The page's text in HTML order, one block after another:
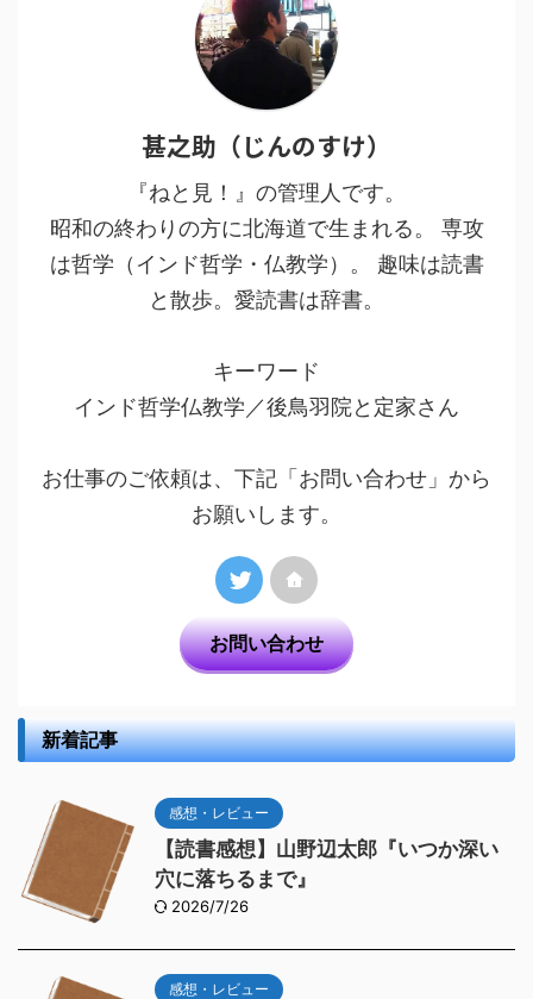
甚之助（じんのすけ）
『ねと見！』の管理人です。
昭和の終わりの方に北海道で生まれる。 専攻
は哲学（インド哲学・仏教学）。 趣味は読書
と散歩。愛読書は辞書。
キーワード
インド哲学仏教学／後鳥羽院と定家さん
お仕事のご依頼は、下記「お問い合わせ」から
お願いします。
お問い合わせ
新着記事
感想・レビュー
【読書感想】山野辺太郎『いつか深い
穴に落ちるまで』
2026/7/26
感想・レビュー